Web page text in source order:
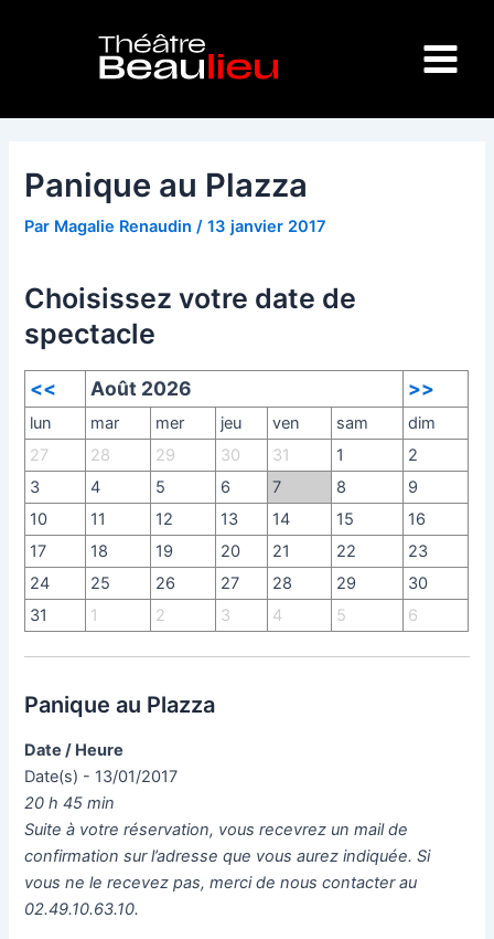
Menu
Panique au Plazza
Par Magalie Renaudin/13 janvier 2017
Choisissez votre date de
spectacle
<< Août 2026 >>
lun mar mer jeu ven sam
dim
27
28 29 30 31 1
2
3
4 5 6 7 8
9
10
11 12 13 14 15
16
17
18 19 20 21 22
23
24
25 26 27 28 29
30
31
1 2 3 4 5 6
Panique au Plazza
Date / Heure
Date(s) - 13/01/2017
20 h 45 min
Suite à votre réservation, vous recevrez un mail de
confirmation sur l’adresse que vous aurez indiquée. Si
vous ne le recevez pas, merci de nous contacter au
02.49.10.63.10.